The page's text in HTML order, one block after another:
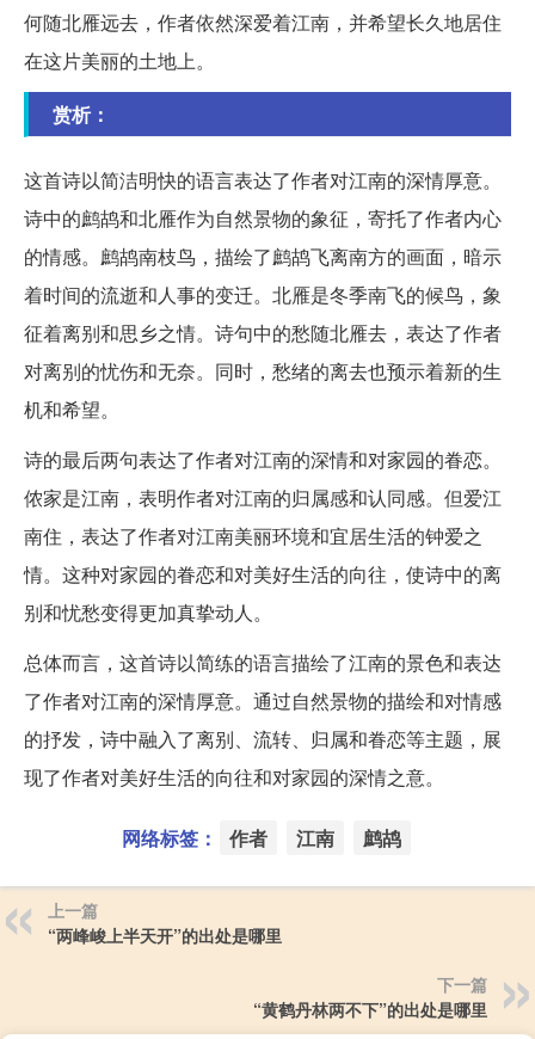
何随北雁远去，作者依然深爱着江南，并希望长久地居住
在这片美丽的土地上。
赏析：
这首诗以简洁明快的语言表达了作者对江南的深情厚意。
诗中的鹧鸪和北雁作为自然景物的象征，寄托了作者内心
的情感。鹧鸪南枝鸟，描绘了鹧鸪飞离南方的画面，暗示
着时间的流逝和人事的变迁。北雁是冬季南飞的候鸟，象
征着离别和思乡之情。诗句中的愁随北雁去，表达了作者
对离别的忧伤和无奈。同时，愁绪的离去也预示着新的生
机和希望。
诗的最后两句表达了作者对江南的深情和对家园的眷恋。
侬家是江南，表明作者对江南的归属感和认同感。但爱江
南住，表达了作者对江南美丽环境和宜居生活的钟爱之
情。这种对家园的眷恋和对美好生活的向往，使诗中的离
别和忧愁变得更加真挚动人。
总体而言，这首诗以简练的语言描绘了江南的景色和表达
了作者对江南的深情厚意。通过自然景物的描绘和对情感
的抒发，诗中融入了离别、流转、归属和眷恋等主题，展
现了作者对美好生活的向往和对家园的深情之意。
网络标签： 作者 江南 鹧鸪
上一篇
“两峰峻上半天开”的出处是哪里
下一篇
“黄鹤丹林两不下”的出处是哪里